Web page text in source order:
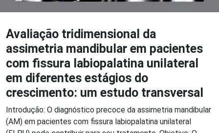
Avaliação tridimensional da
assimetria mandibular em pacientes
com fissura labiopalatina unilateral
em diferentes estágios do
crescimento: um estudo transversal
Introdução: O diagnóstico precoce da assimetria mandibular
(AM) em pacientes com fissura labiopalatina unilateral